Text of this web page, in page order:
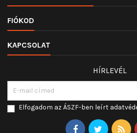
FIÓKOD
KAPCSOLAT
HÍRLEVÉL
Elfogadom az ÁSZF-ben leírt